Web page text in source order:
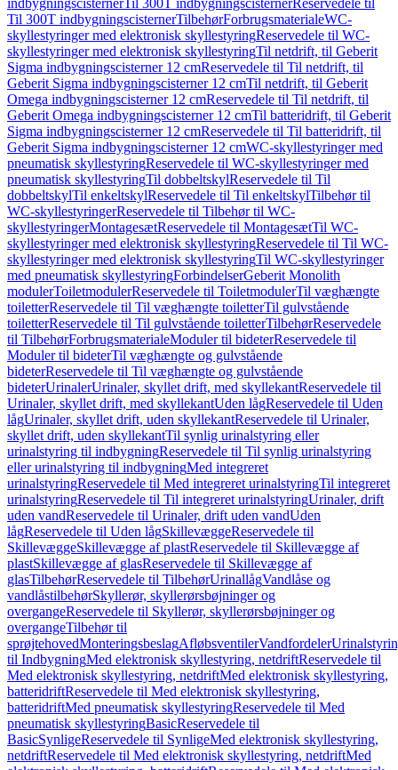
indbygningscisternerTil 300T indbygningscisternerReservedele til
Til 300T indbygningscisternerTilbehørForbrugsmaterialeWC-
skyllestyringer med elektronisk skyllestyringReservedele til WC-
skyllestyringer med elektronisk skyllestyringTil netdrift, til Geberit
Sigma indbygningscisterner 12 cmReservedele til Til netdrift, til
Geberit Sigma indbygningscisterner 12 cmTil netdrift, til Geberit
Omega indbygningscisterner 12 cmReservedele til Til netdrift, til
Geberit Omega indbygningscisterner 12 cmTil batteridrift, til Geberit
Sigma indbygningscisterner 12 cmReservedele til Til batteridrift, til
Geberit Sigma indbygningscisterner 12 cmWC-skyllestyringer med
pneumatisk skyllestyringReservedele til WC-skyllestyringer med
pneumatisk skyllestyringTil dobbeltskylReservedele til Til
dobbeltskylTil enkeltskylReservedele til Til enkeltskylTilbehør til
WC-skyllestyringerReservedele til Tilbehør til WC-
skyllestyringerMontagesætReservedele til MontagesætTil WC-
skyllestyringer med elektronisk skyllestyringReservedele til Til WC-
skyllestyringer med elektronisk skyllestyringTil WC-skyllestyringer
med pneumatisk skyllestyringForbindelserGeberit Monolith
modulerToiletmodulerReservedele til ToiletmodulerTil væghængte
toiletterReservedele til Til væghængte toiletterTil gulvstående
toiletterReservedele til Til gulvstående toiletterTilbehørReservedele
til TilbehørForbrugsmaterialeModuler til bideterReservedele til
Moduler til bideterTil væghængte og gulvstående
bideterReservedele til Til væghængte og gulvstående
bideterUrinalerUrinaler, skyllet drift, med skyllekantReservedele til
Urinaler, skyllet drift, med skyllekantUden lågReservedele til Uden
lågUrinaler, skyllet drift, uden skyllekantReservedele til Urinaler,
skyllet drift, uden skyllekantTil synlig urinalstyring eller
urinalstyring til indbygningReservedele til Til synlig urinalstyring
eller urinalstyring til indbygningMed integreret
urinalstyringReservedele til Med integreret urinalstyringTil integreret
urinalstyringReservedele til Til integreret urinalstyringUrinaler, drift
uden vandReservedele til Urinaler, drift uden vandUden
lågReservedele til Uden lågSkillevæggeReservedele til
SkillevæggeSkillevægge af plastReservedele til Skillevægge af
plastSkillevægge af glasReservedele til Skillevægge af
glasTilbehørReservedele til TilbehørUrinallågVandlåse og
vandlåstilbehørSkyllerør, skyllerørsbøjninger og
overgangeReservedele til Skyllerør, skyllerørsbøjninger og
overgangeTilbehør til
sprøjtehovedMonteringsbeslagAfløbsventilerVandfordeler
til IndbygningMed elektronisk skyllestyring, netdriftReservedele til
Med elektronisk skyllestyring, netdriftMed elektronisk skyllestyring,
batteridriftReservedele til Med elektronisk skyllestyring,
batteridriftMed pneumatisk skyllestyringReservedele til Med
pneumatisk skyllestyringBasicReservedele til
BasicSynligeReservedele til SynligeMed elektronisk skyllestyring,
netdriftReservedele til Med elektronisk skyllestyring, netdriftMed